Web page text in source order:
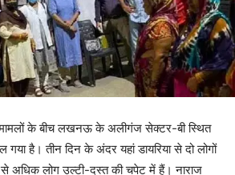
के बीच लखनऊ के अलीगंज सेक्टर-बी स्थित
गया है। तीन दिन के अंदर यहां डायरिया से दो लोगों
अधिक लोग उल्टी-दस्त की चपेट में हैं। नाराज